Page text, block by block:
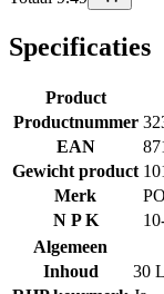
Specificaties
Product
Productnummer
EAN
Gewicht product
Merk
N P K
Algemeen
Inhoud
30